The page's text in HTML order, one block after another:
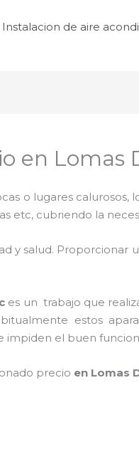
Instalacion de aire
en Lomas
o lugares calurosos,
etc, cubriendo la
y salud.
es un trabajo que
estos
impiden el buen
precio en Lomas